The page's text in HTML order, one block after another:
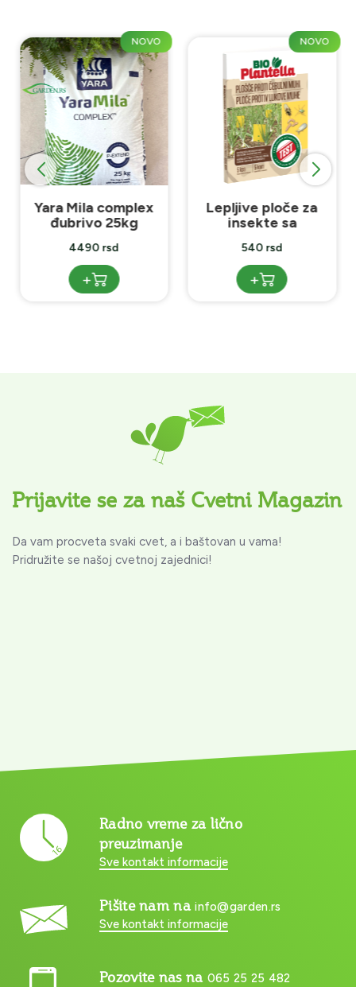
NOVO
Yara Mila complex
đubrivo 25kg
4490 rsd
+
NOVO
Lepljive ploče za
insekte sa
540 rsd
+
Prijavite se za naš Cvetni Magazin
Da vam procveta svaki cvet, a i baštovan u vama!
Pridružite se našoj cvetnoj zajednici!
Radno vreme za lično
preuzimanje
Sve kontakt informacije
Pišite nam nainfo@garden.rs
Sve kontakt informacije
Pozovite nas na 065 25 25 482